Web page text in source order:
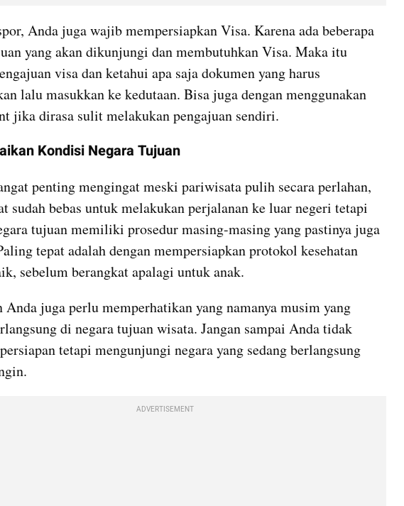
Anda juga wajib mempersiapkan Visa. Karena ada beberapa
yang akan dikunjungi dan membutuhkan Visa. Maka itu
visa dan ketahui apa saja dokumen yang harus
lalu masukkan ke kedutaan. Bisa juga dengan menggunakan
jika dirasa sulit melakukan pengajuan sendiri.
Kondisi Negara Tujuan
penting mengingat meski pariwisata pulih secara perlahan,
sudah bebas untuk melakukan perjalanan ke luar negeri tetapi
tujuan memiliki prosedur masing-masing yang pastinya juga
tepat adalah dengan mempersiapkan protokol kesehatan
sebelum berangkat apalagi untuk anak.
Anda juga perlu memperhatikan yang namanya musim yang
di negara tujuan wisata. Jangan sampai Anda tidak
tetapi mengunjungi negara yang sedang berlangsung
ADVERTISEMENT